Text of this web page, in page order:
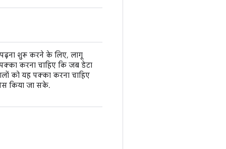
शुरू करने के लिए, लागू
करना चाहिए कि जब डेटा
को यह पक्का करना चाहिए
किया जा सके.